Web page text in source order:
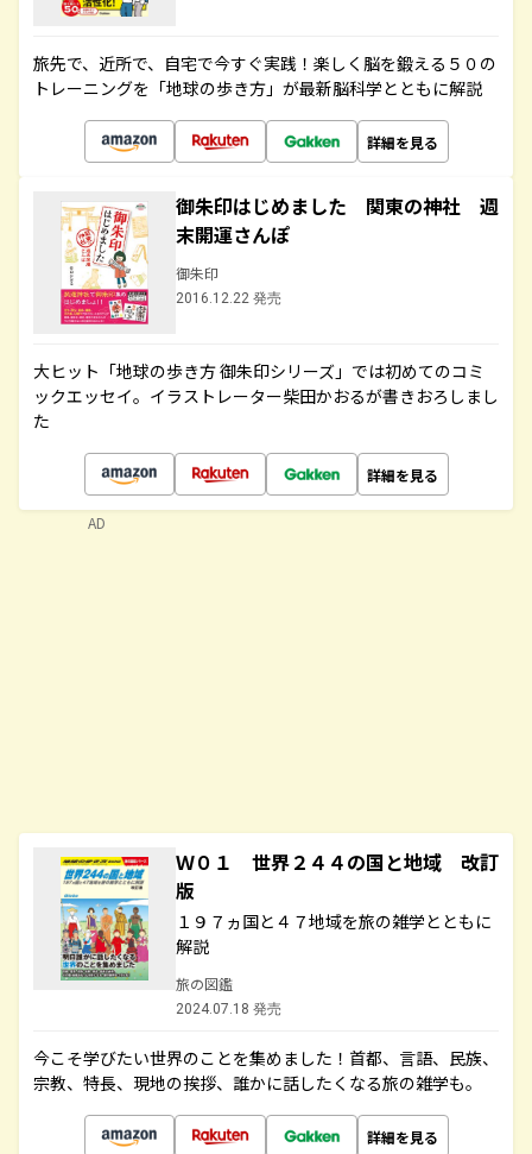
旅先で、近所で、自宅で今すぐ実践！楽しく脳を鍛える５０の
トレーニングを「地球の歩き方」が最新脳科学とともに解説
詳細を見る
御朱印はじめました 関東の神社 週
末開運さんぽ
御朱印
2016.12.22 発売
大ヒット「地球の歩き方 御朱印シリーズ」では初めてのコミ
ックエッセイ。イラストレーター柴田かおるが書きおろしまし
た
詳細を見る
Ｗ０１ 世界２４４の国と地域 改訂
版
１９７ヵ国と４７地域を旅の雑学とともに
解説
旅の図鑑
2024.07.18 発売
今こそ学びたい世界のことを集めました！首都、言語、民族、
宗教、特長、現地の挨拶、誰かに話したくなる旅の雑学も。
詳細を見る
AD